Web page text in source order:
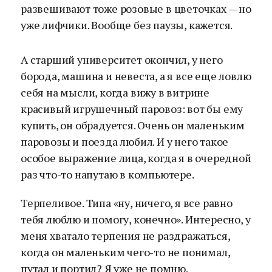
развешивают тоже розовые в цветочках — но
уже лифчики. Вообще без паузы, кажется.
А старший университет окончил, у него
борода, машина и невеста, а я все еще ловлю
себя на мысли, когда вижу в витрине
красивый игрушечный паровоз: вот бы ему
купить, он обрадуется. Очень он маленьким
паровозы и поезда любил. И у него такое
особое выражение лица, когда я в очередной
раз что-то напутаю в компьютере.
Терпеливое. Типа «ну, ничего, я все равно
тебя люблю и помогу, конечно». Интересно, у
меня хватало терпения не раздражаться,
когда он маленьким чего-то не понимал,
путал и портил? Я уже не помню.